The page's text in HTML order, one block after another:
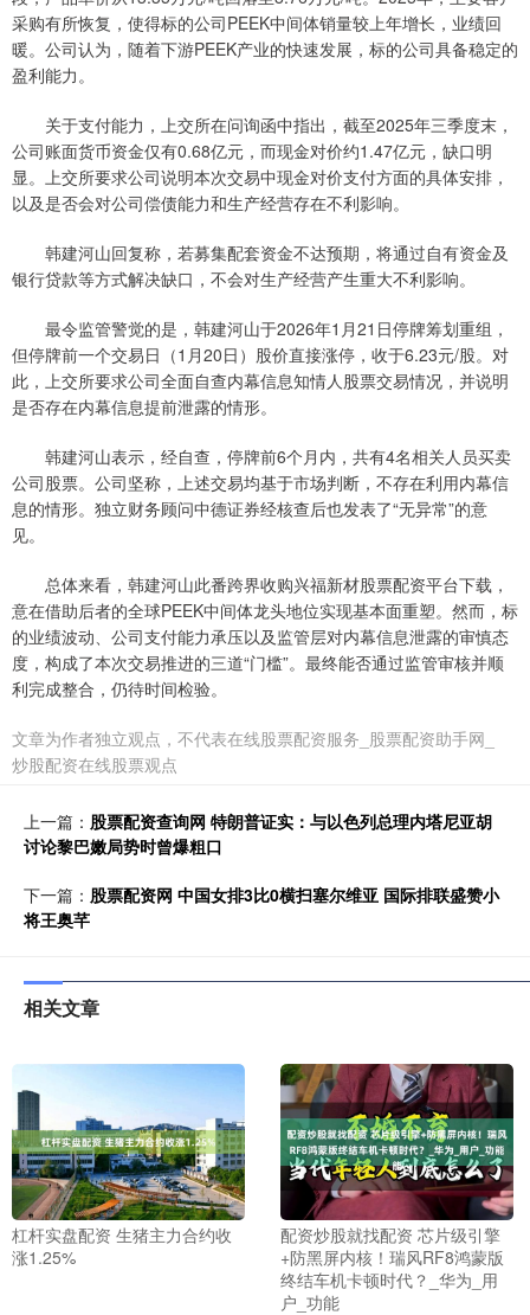
采购有所恢复，使得标的公司PEEK中间体销量较上年增长，业绩回
暖。公司认为，随着下游PEEK产业的快速发展，标的公司具备稳定的
盈利能力。
关于支付能力，上交所在问询函中指出，截至2025年三季度末，
公司账面货币资金仅有0.68亿元，而现金对价约1.47亿元，缺口明
显。上交所要求公司说明本次交易中现金对价支付方面的具体安排，
以及是否会对公司偿债能力和生产经营存在不利影响。
韩建河山回复称，若募集配套资金不达预期，将通过自有资金及
银行贷款等方式解决缺口，不会对生产经营产生重大不利影响。
最令监管警觉的是，韩建河山于2026年1月21日停牌筹划重组，
但停牌前一个交易日（1月20日）股价直接涨停，收于6.23元/股。对
此，上交所要求公司全面自查内幕信息知情人股票交易情况，并说明
是否存在内幕信息提前泄露的情形。
韩建河山表示，经自查，停牌前6个月内，共有4名相关人员买卖
公司股票。公司坚称，上述交易均基于市场判断，不存在利用内幕信
息的情形。独立财务顾问中德证券经核查后也发表了“无异常”的意
见。
总体来看，韩建河山此番跨界收购兴福新材股票配资平台下载，
意在借助后者的全球PEEK中间体龙头地位实现基本面重塑。然而，标
的业绩波动、公司支付能力承压以及监管层对内幕信息泄露的审慎态
度，构成了本次交易推进的三道“门槛”。最终能否通过监管审核并顺
利完成整合，仍待时间检验。
文章为作者独立观点，不代表在线股票配资服务_股票配资助手网_
炒股配资在线股票观点
上一篇： 股票配资查询网 特朗普证实：与以色列总理内塔尼亚胡
讨论黎巴嫩局势时曾爆粗口
下一篇： 股票配资网 中国女排3比0横扫塞尔维亚 国际排联盛赞小
将王奥芊
相关文章
杠杆实盘配资 生猪主力合约收
涨1.25%
配资炒股就找配资 芯片级引擎
+防黑屏内核！瑞风RF8鸿蒙版
终结车机卡顿时代？_华为_用
户_功能